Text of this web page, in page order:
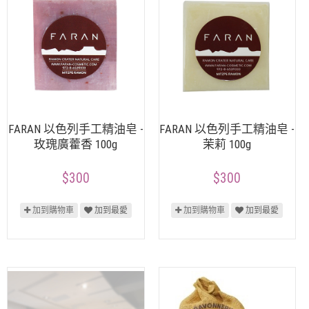
FARAN 以色列手工精油皂 -
玫瑰廣藿香 100g
$300
加到購物車 加到最愛
FARAN 以色列手工精油皂 -
茉莉 100g
$300
加到購物車 加到最愛